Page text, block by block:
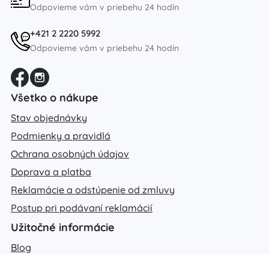
Odpovieme vám v priebehu 24 hodín
+421 2 2220 5992
Odpovieme vám v priebehu 24 hodín
Všetko o nákupe
Stav objednávky
Podmienky a pravidlá
Ochrana osobných údajov
Doprava a platba
Reklamácie a odstúpenie od zmluvy
Postup pri podávaní reklamácií
Užitočné informácie
Blog